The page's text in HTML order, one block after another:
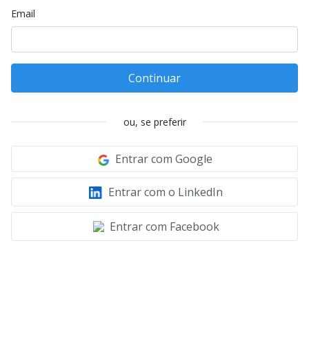
Email
Continuar
ou, se preferir
Entrar com Google
Entrar com o LinkedIn
Entrar com Facebook